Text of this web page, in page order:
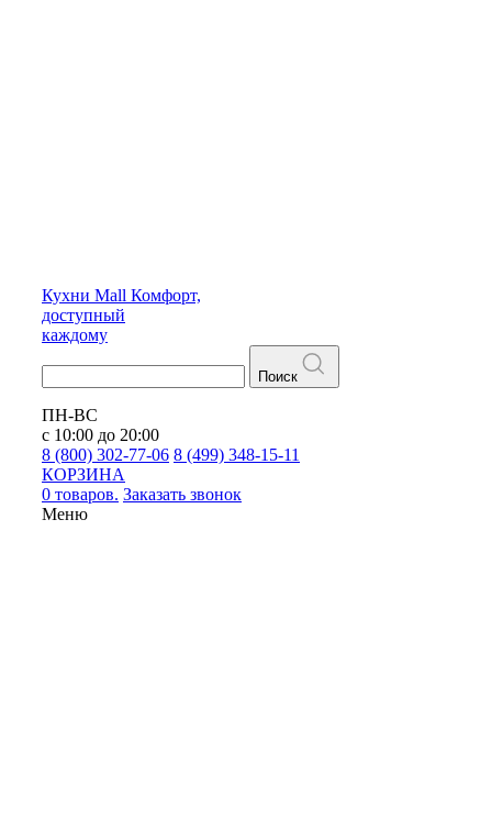
Кухни Mall Комфорт,
доступный
каждому
Поиск
ПН-ВС
с 10:00 до 20:00
8 (800) 302-77-06 8 (499) 348-15-11
КОРЗИНА
0 товаров. Заказать звонок
Меню